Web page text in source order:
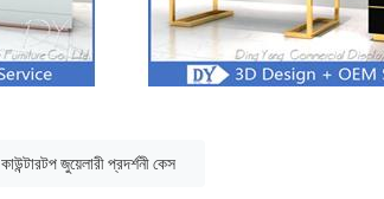
কাউন্টারটপ জুয়েলারী প্রদর্শনী কেস